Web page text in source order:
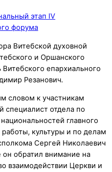
Витебской духовной
и Оршанского
епархиального
Резанович.
словом к участникам
специалист отдела по
главного
культуры и по делам
Сергей Николаевич
обратил внимание на
взаимодействии Церкви и